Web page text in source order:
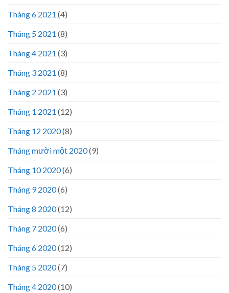
Tháng 6 2021 (4)
Tháng 5 2021 (8)
Tháng 4 2021 (3)
Tháng 3 2021 (8)
Tháng 2 2021 (3)
Tháng 1 2021 (12)
Tháng 12 2020(8)
Tháng mười một 2020(9)
Tháng 10 2020(6)
Tháng 9 2020(6)
Tháng 8 2020(12)
Tháng 7 2020(6)
Tháng 6 2020(12)
Tháng 5 2020(7)
Tháng 4 2020(10)